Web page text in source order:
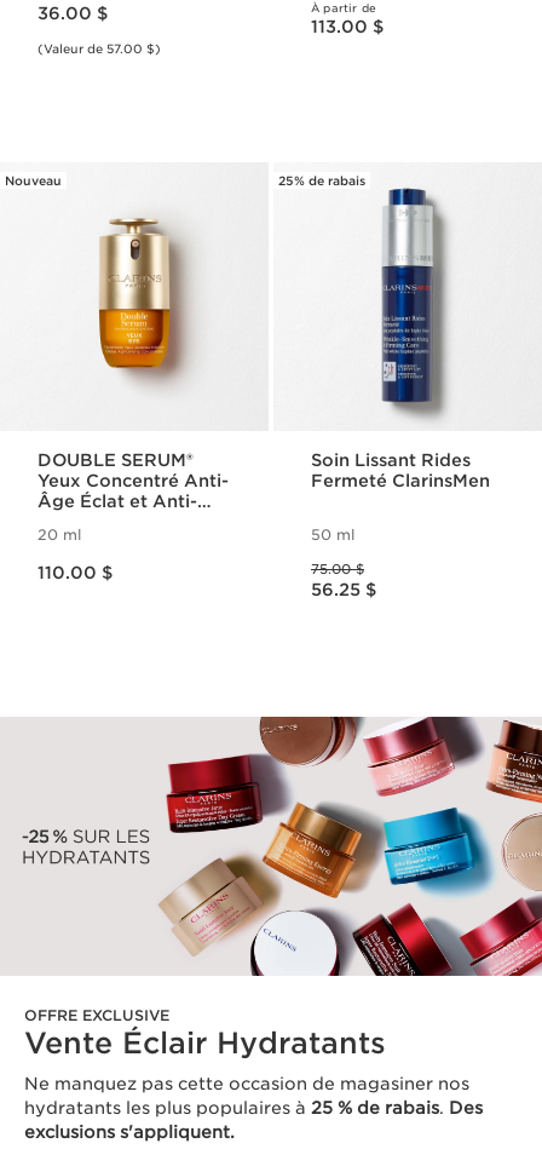
36.00 $
(Valeur de 57.00 $)
À partir de
Nouveau prix 113.00 $
113.00 $
Nouveau
DOUBLE SERUM®
Yeux Concentré Anti-
Âge Éclat et Anti-
20 ml
110.00 $
25% de rabais
Soin Lissant Rides
Fermeté ClarinsMen
50 ml
75.00 $
Nouveau prix 56.25 $
56.25 $
OFFRE EXCLUSIVE
Vente Éclair Hydratants
Ne manquez pas cette occasion de magasiner nos
hydratants les plus populaires à 25 % de rabais. Des
exclusions s'appliquent.